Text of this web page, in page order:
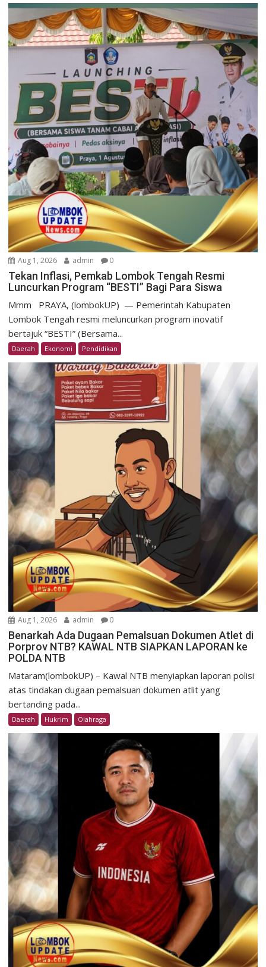
Aug 1, 2026 admin 0
Tekan Inflasi, Pemkab Lombok Tengah Resmi
Luncurkan Program “BESTI” Bagi Para Siswa
Mmm ​PRAYA, (lombokUP) — Pemerintah Kabupaten
Lombok Tengah resmi meluncurkan program inovatif
bertajuk “BESTI” (Bersama...
Daerah Ekonomi Pendidikan
Aug 1, 2026 admin 0
Benarkah Ada Dugaan Pemalsuan Dokumen Atlet di
Porprov NTB? KAWAL NTB SIAPKAN LAPORAN ke
POLDA NTB
Mataram(lombokUP) – Kawal NTB menyiapkan laporan polisi
atas tindakan dugaan pemalsuan dokumen atlit yang
bertanding pada...
Daerah Hukrim Olahraga